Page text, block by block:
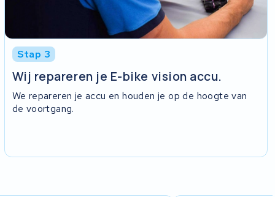
Stap 3
Wij repareren je E-bike vision accu.
We repareren je accu en houden je op de hoogte van
de voortgang.